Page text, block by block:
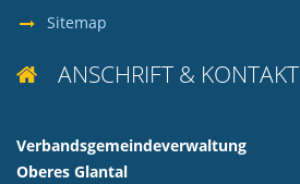
Sitemap
 ANSCHRIFT & KONTAKT
Verbandsgemeindeverwaltung
Oberes Glantal